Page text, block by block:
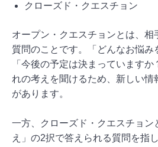
クローズド・クエスチョン
オープン・クエスチョンとは、相
質問のことです。「どんなお悩み
「今後の予定は決まっています
れの考えを聞けるため、新しい情
があります。
一方、クローズド・クエスチョン
え」の2択で答えられる質問を指